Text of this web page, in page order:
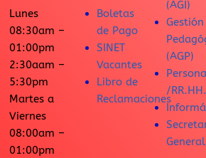
Lunes
08:30am –
01:00pm
2:30aam –
5:30pm
Martes a
Viernes
08:00am –
01:00pm
Boletas
de Pago
SINET
Vacantes
Libro de
Reclamaciones
(AGI)
Gestión
(AGP)
/RR.HH.
General